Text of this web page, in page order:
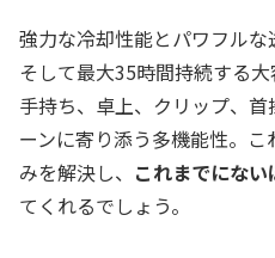
強力な冷却性能とパワフルな
そして最大35時間持続する
手持ち、卓上、クリップ、
ーンに寄り添う多機能性。
みを解決し、 これまでにな
てくれるでしょう。